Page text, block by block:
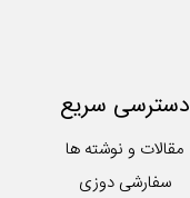
دسترسی سریع
مقالات و نوشته ها
سفارشی دوزی